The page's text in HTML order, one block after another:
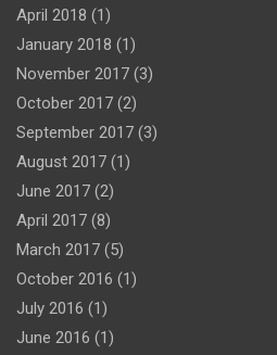
April 2018 (1)
January 2018 (1)
November 2017 (3)
October 2017 (2)
September 2017 (3)
August 2017 (1)
June 2017 (2)
April 2017 (8)
March 2017 (5)
October 2016 (1)
July 2016 (1)
June 2016 (1)